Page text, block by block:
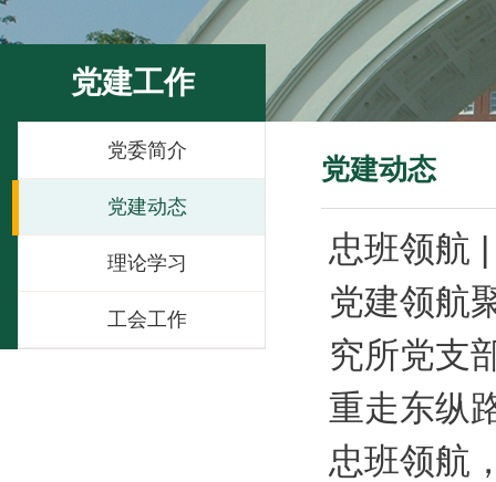
党建工作
党委简介
党建动态
理论学习
工会工作
党建动态
忠班领航
党建领航
究所党支
重走东纵
忠班领航